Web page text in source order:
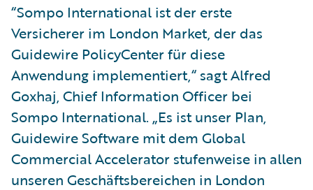
“Sompo International ist der erste
Versicherer im London Market, der das
Guidewire PolicyCenter für diese
Anwendung implementiert,“ sagt Alfred
Goxhaj, Chief Information Officer bei
Sompo International. „Es ist unser Plan,
Guidewire Software mit dem Global
Commercial Accelerator stufenweise in allen
unseren Geschäftsbereichen in London